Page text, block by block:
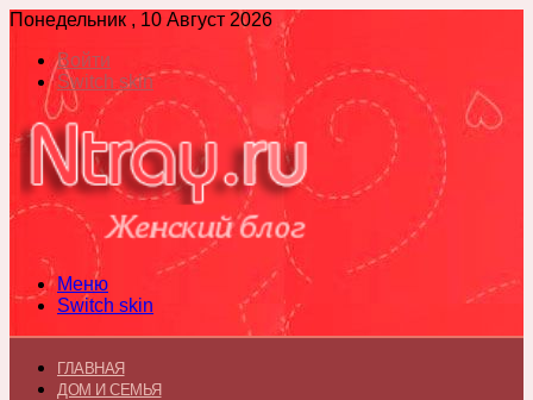
Понедельник , 10 Август 2026
Войти
Switch skin
Меню
Switch skin
ГЛАВНАЯ
ДОМ И СЕМЬЯ